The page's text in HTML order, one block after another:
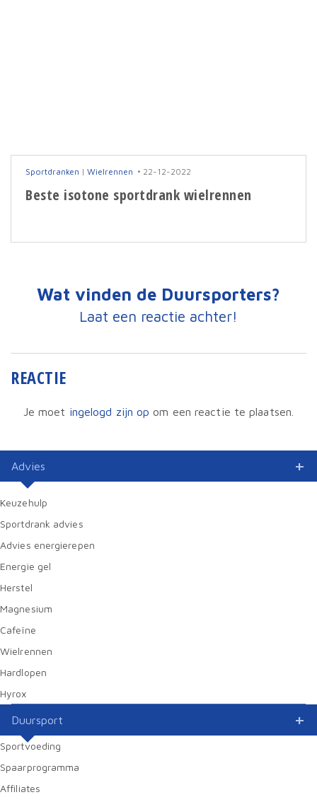
Sportdranken | Wielrennen 22-12-2022
Beste isotone sportdrank wielrennen
Wat vinden de Duursporters?
Laat een reactie achter!
REACTIE
Je moet ingelogd zijn op om een reactie te plaatsen.
Advies
Keuzehulp
Sportdrank advies
Advies energierepen
Energie gel
Herstel
Magnesium
Cafeïne
Wielrennen
Hardlopen
Hyrox
Duursport
Sportvoeding
Spaarprogramma
Affiliates